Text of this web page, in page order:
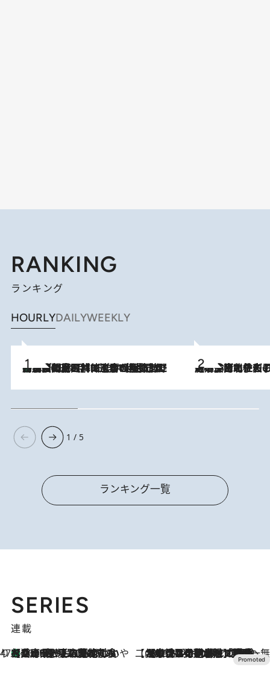
RANKING
ランキング
HOURLYDAILYWEEKLY
2026.8.8
「最後に見られてよかった」上野動物園の東園パンダ舎が解体前に特別公開。8月16日まで延長されたパネル展と共に辿る“半世紀”のパンダ飼育《解体工事の図面あり》 2026.8.3
《「文士の子ども被害者の会」発足！》阿川佐和子（72）が語る遠藤周作に北杜夫、劇作家・矢代静一の子どもたちの“文豪プライベート事件簿”
1 / 5
ランキング一覧
SERIES
連載
47都道府県の手みやげ ひんやりスイーツで夏を満喫
2026.8.8
【兵庫県】この夏絶対食べたい 冷やしておいしいおやつ3選 淡路島の恵みをジェラートに集約 【CREA×星野リゾート】唯一無二。癒しと発見が待つ場所へ
2026.8.7
【トンボの足水浴】ヒノキの香りに包まれて涼感マックス！約13℃の湧水かけ流しを避暑地「星野温泉 トンボの湯」で体験